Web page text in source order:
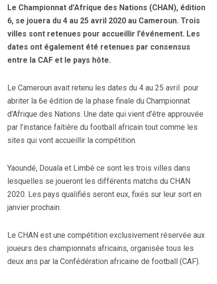
Le Championnat d’Afrique des Nations (CHAN), édition
6, se jouera du 4 au 25 avril 2020 au Cameroun. Trois
villes sont retenues pour accueillir l’événement. Les
dates ont également été retenues par consensus
entre la CAF et le pays hôte.
Le Cameroun avait retenu les dates du 4 au 25 avril pour
abriter la 6e édition de la phase finale du Championnat
d’Afrique des Nations. Une date qui vient d’être approuvée
par l’instance faîtière du football africain tout comme les
sites qui vont accueillir la compétition.
Yaoundé, Douala et Limbé ce sont les trois villes dans
lesquelles se joueront les différents matchs du CHAN
2020. Les pays qualifiés seront eux, fixés sur leur sort en
janvier prochain.
Le CHAN est une compétition exclusivement réservée aux
joueurs des championnats africains, organisée tous les
deux ans par la Confédération africaine de football (CAF).